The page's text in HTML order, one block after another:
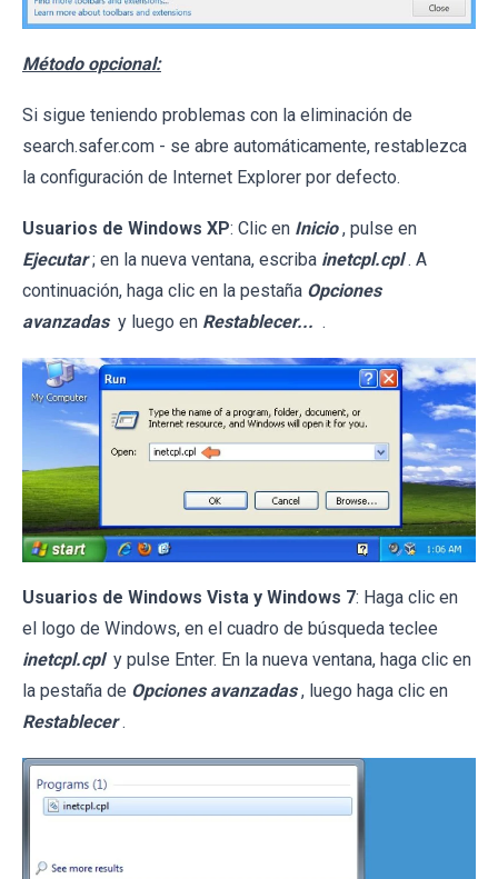
Método opcional:
Si sigue teniendo problemas con la eliminación de
search.safer.com - se abre automáticamente, restablezca
la configuración de Internet Explorer por defecto.
Usuarios de Windows XP: Clic en Inicio , pulse en
Ejecutar ; en la nueva ventana, escriba inetcpl.cpl . A
continuación, haga clic en la pestaña Opciones
avanzadas y luego en Restablecer... .
Usuarios de Windows Vista y Windows 7: Haga clic en
el logo de Windows, en el cuadro de búsqueda teclee
inetcpl.cpl y pulse Enter. En la nueva ventana, haga clic en
la pestaña de Opciones avanzadas , luego haga clic en
Restablecer .